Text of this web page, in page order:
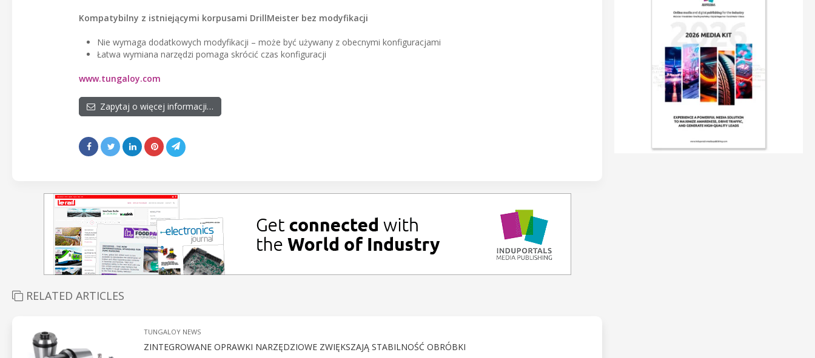
Kompatybilny z istniejącymi korpusami DrillMeister bez modyfikacji
Nie wymaga dodatkowych modyfikacji – może być używany z obecnymi konfiguracjami
Łatwa wymiana narzędzi pomaga skrócić czas konfiguracji
www.tungaloy.com
Zapytaj o więcej informacji…
RELATED ARTICLES
TUNGALOY NEWS
ZINTEGROWANE OPRAWKI NARZĘDZIOWE ZWIĘKSZAJĄ STABILNOŚĆ OBRÓBKI